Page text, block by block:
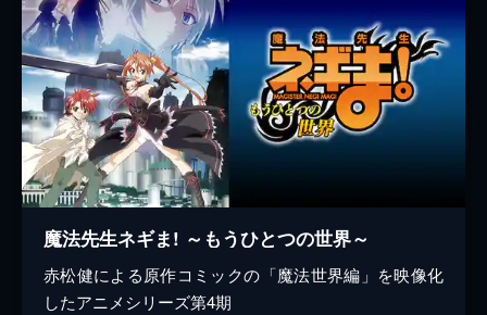
魔法先生ネギま! ～もうひとつの世界～
赤松健による原作コミックの「魔法世界編」を映像化
したアニメシリーズ第4期